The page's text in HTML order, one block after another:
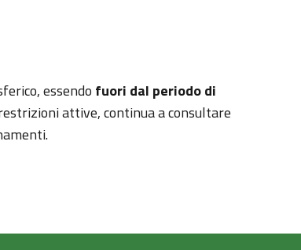
essendo fuori dal periodo di
attive, continua a consultare